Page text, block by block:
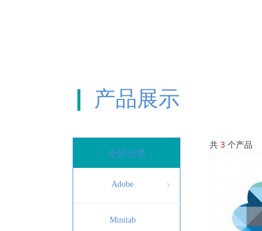
共 3 个产品
全部分类
ꁇ
Adobe
Minitab
产品展示